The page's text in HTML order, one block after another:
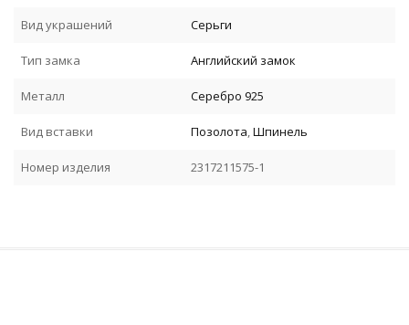
Вид украшений Серьги
Тип замка Английский замок
Металл Серебро 925
Вид вставки Позолота,Шпинель
Номер изделия 2317211575-1